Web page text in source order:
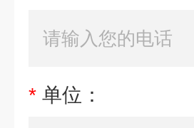
* 单位：